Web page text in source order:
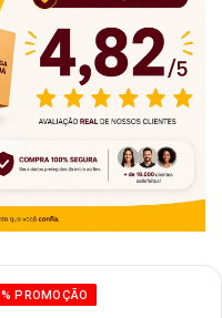
% PROMOÇÃO